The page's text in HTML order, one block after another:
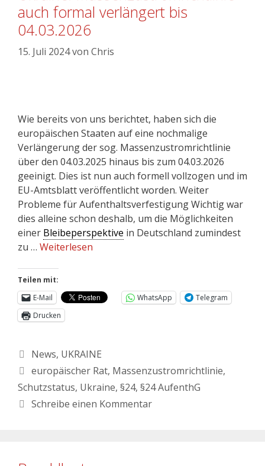
auch formal verlängert bis
04.03.2026
15. Juli 2024von Chris
Wie bereits von uns berichtet, haben sich die
europäischen Staaten auf eine nochmalige
Verlängerung der sog. Massenzustromrichtlinie
über den 04.03.2025 hinaus bis zum 04.03.2026
geeinigt. Dies ist nun auch formell vollzogen und im
EU-Amtsblatt veröffentlicht worden. Weiter
Probleme für Aufenthaltsverfestigung Wichtig war
dies alleine schon deshalb, um die Möglichkeiten
einer Bleibeperspektive in Deutschland zumindest
zu … Weiterlesen
Teilen mit:
E-Mail
WhatsApp
Telegram
Drucken
News, UKRAINE
europäischer Rat, Massenzustromrichtlinie,
Schutzstatus, Ukraine, §24, §24 AufenthG
Schreibe einen Kommentar